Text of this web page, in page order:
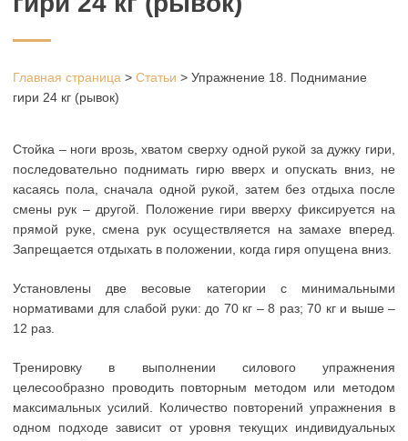
Главная страница > Статьи > Упражнение 18. Поднимание
гири 24 кг (рывок)
Стойка – ноги врозь, хватом сверху одной рукой за дужку гири,
последовательно поднимать гирю вверх и опускать вниз, не
касаясь пола, сначала одной рукой, затем без отдыха после
смены рук – другой. Положение гири вверху фиксируется на
прямой руке, смена рук осуществляется на замахе вперед.
Запрещается отдыхать в положении, когда гиря опущена вниз.
Установлены две весовые категории с минимальными
нормативами для слабой руки: до 70 кг – 8 раз; 70 кг и выше –
12 раз.
Тренировку в выполнении силового упражнения
целесообразно проводить повторным методом или методом
максимальных усилий. Количество повторений упражнения в
одном подходе зависит от уровня текущих индивидуальных